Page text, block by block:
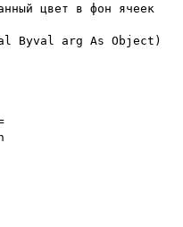
цвет в фон ячеек
Byval arg As Object)